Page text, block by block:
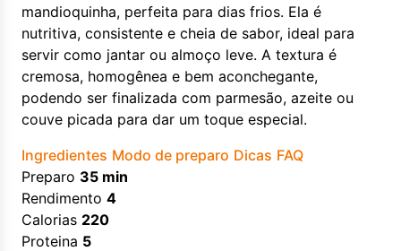
mandioquinha, perfeita para dias frios. Ela é
nutritiva, consistente e cheia de sabor, ideal para
servir como jantar ou almoço leve. A textura é
cremosa, homogênea e bem aconchegante,
podendo ser finalizada com parmesão, azeite ou
couve picada para dar um toque especial.
Ingredientes Modo de preparo Dicas FAQ
Preparo 35 min
Rendimento 4
Calorias 220
Proteina 5